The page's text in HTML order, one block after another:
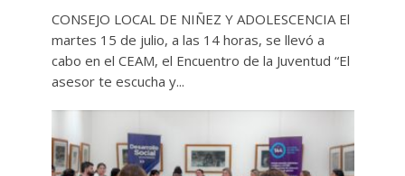
CONSEJO LOCAL DE NIÑEZ Y ADOLESCENCIA El
martes 15 de julio, a las 14 horas, se llevó a
cabo en el CEAM, el Encuentro de la Juventud “El
asesor te escucha y...